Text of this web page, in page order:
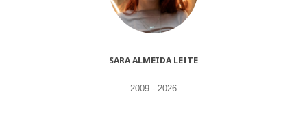
SARA ALMEIDA LEITE
2009 - 2026